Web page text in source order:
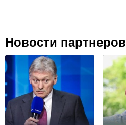
Новости партнеров